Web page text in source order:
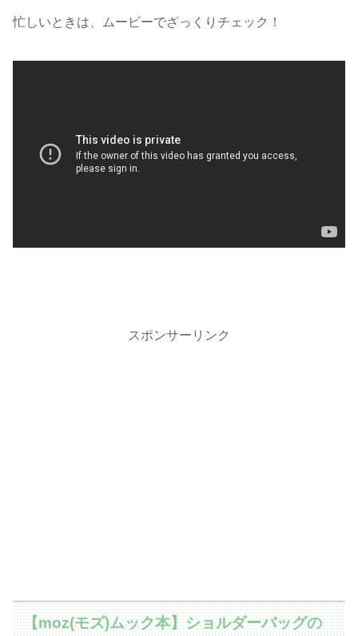
忙しいときは、ムービーでざっくりチェック！
スポンサーリンク
【moz(モズ)ムック本】ショルダーバッグの